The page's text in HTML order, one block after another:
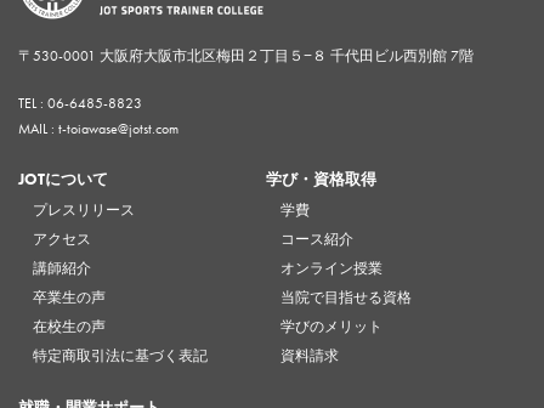
〒530-0001 大阪府大阪市北区梅田２丁目５−８ 千代田ビル西別館 7階
TEL : 06-6485-8823
MAIL : t-toiawase@jotst.com
JOTについて
プレスリリース
アクセス
講師紹介
卒業生の声
在校生の声
特定商取引法に基づく表記
学び・資格取得
学費
コース紹介
オンライン授業
当院で目指せる資格
学びのメリット
資料請求